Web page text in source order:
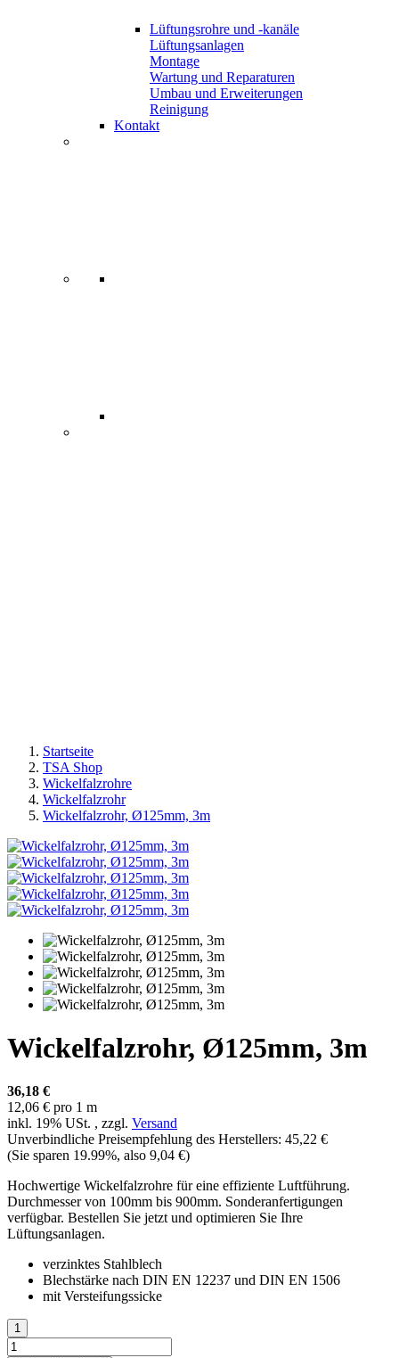
Lüftungsrohre und -kanäle
Lüftungsanlagen
Montage
Wartung und Reparaturen
Umbau und Erweiterungen
Reinigung
Kontakt
Startseite
TSA Shop
Wickelfalzrohre
Wickelfalzrohr
Wickelfalzrohr, Ø125mm, 3m
Wickelfalzrohr, Ø125mm, 3m
36,18 €
12,06 € pro 1 m
inkl. 19% USt. , zzgl. Versand
Unverbindliche Preisempfehlung des Herstellers: 45,22 €
(Sie sparen 19.99%, also 9,04 €)
Hochwertige Wickelfalzrohre für eine effiziente Luftführung.
Durchmesser von 100mm bis 900mm. Sonderanfertigungen
verfügbar. Bestellen Sie jetzt und optimieren Sie Ihre
Lüftungsanlagen.
verzinktes Stahlblech
Blechstärke nach DIN EN 12237 und DIN EN 1506
mit Versteifungssicke